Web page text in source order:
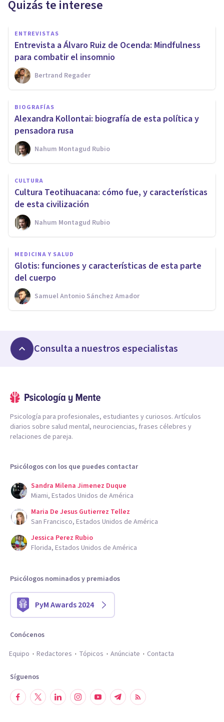
Quizás te interese
ENTREVISTAS
Entrevista a Álvaro Ruiz de Ocenda: Mindfulness
para combatir el insomnio
Bertrand Regader
BIOGRAFÍAS
Alexandra Kollontai: biografía de esta política y
pensadora rusa
Nahum Montagud Rubio
CULTURA
Cultura Teotihuacana: cómo fue, y características
de esta civilización
Nahum Montagud Rubio
MEDICINA Y SALUD
Glotis: funciones y características de esta parte
del cuerpo
Samuel Antonio Sánchez Amador
Consulta a nuestros especialistas
Psicología para profesionales, estudiantes y curiosos. Artículos
diarios sobre salud mental, neurociencias, frases célebres y
relaciones de pareja.
Psicólogos con los que puedes contactar
Sandra Milena Jimenez Duque
Miami, Estados Unidos de América
Maria De Jesus Gutierrez Tellez
San Francisco, Estados Unidos de América
Jessica Perez Rubio
Florida, Estados Unidos de América
Psicólogos nominados y premiados
PyM Awards 2024
Conócenos
Equipo
Redactores Tópicos Anúnciate Contacta
Síguenos